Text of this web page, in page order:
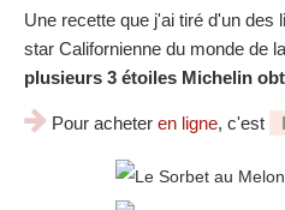
Une recette que j'ai tiré d'un des
star Californienne du monde de
plusieurs 3 étoiles Michelin
Pour acheter en ligne, c'est